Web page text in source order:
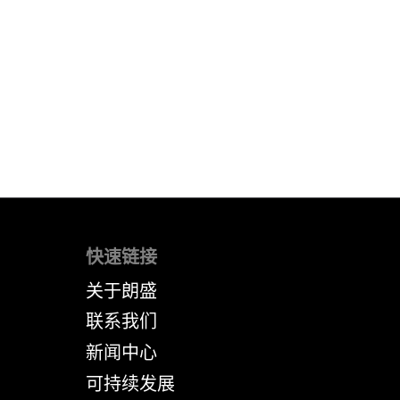
快速链接
关于朗盛
联系我们
新闻中心
可持续发展